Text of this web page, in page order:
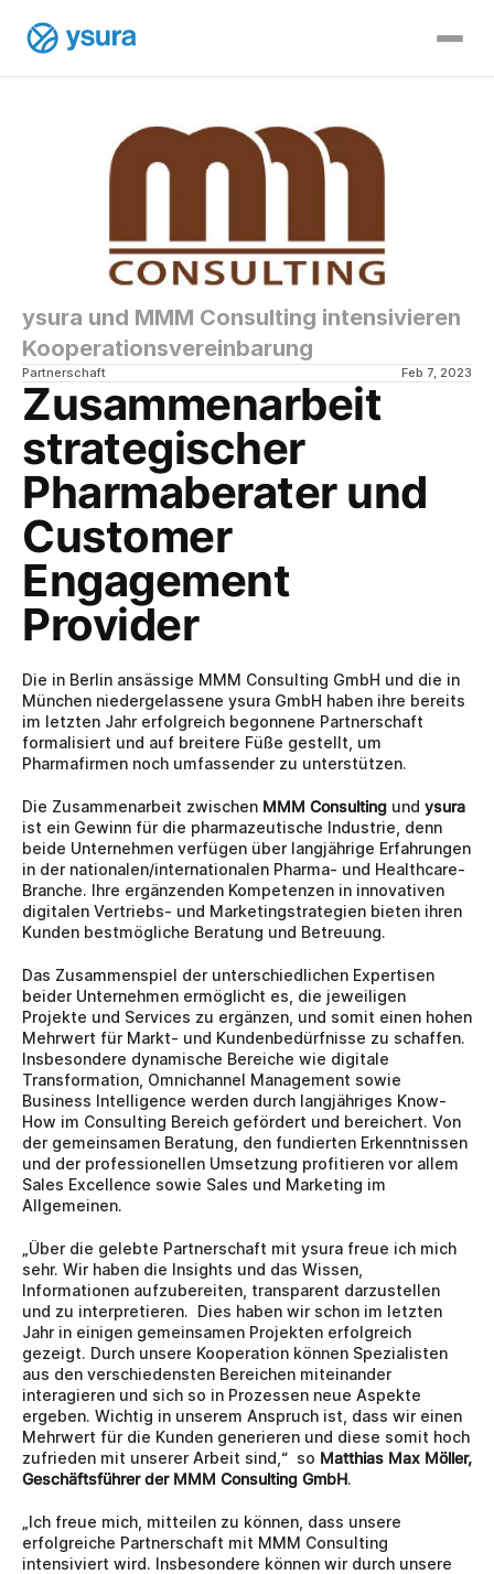
ysura und MMM Consulting intensivieren
Kooperationsvereinbarung
Partnerschaft Feb 7, 2023
Zusammenarbeit
strategischer
Pharmaberater und
Customer
Engagement
Provider
Die in Berlin ansässige MMM Consulting GmbH und die in
München niedergelassene ysura GmbH haben ihre bereits
im letzten Jahr erfolgreich begonnene Partnerschaft
formalisiert und auf breitere Füße gestellt, um
Pharmafirmen noch umfassender zu unterstützen.
Die Zusammenarbeit zwischen MMM Consulting und ysura
ist ein Gewinn für die pharmazeutische Industrie, denn
beide Unternehmen verfügen über langjährige Erfahrungen
in der nationalen/internationalen Pharma- und Healthcare-
Branche. Ihre ergänzenden Kompetenzen in innovativen
digitalen Vertriebs- und Marketingstrategien bieten ihren
Kunden bestmögliche Beratung und Betreuung.
Das Zusammenspiel der unterschiedlichen Expertisen
beider Unternehmen ermöglicht es, die jeweiligen
Projekte und Services zu ergänzen, und somit einen hohen
Mehrwert für Markt- und Kundenbedürfnisse zu schaffen.
Insbesondere dynamische Bereiche wie digitale
Transformation, Omnichannel Management sowie
Business Intelligence werden durch langjähriges Know-
How im Consulting Bereich gefördert und bereichert. Von
der gemeinsamen Beratung, den fundierten Erkenntnissen
und der professionellen Umsetzung profitieren vor allem
Sales Excellence sowie Sales und Marketing im
Allgemeinen.
„Über die gelebte Partnerschaft mit ysura freue ich mich
sehr. Wir haben die Insights und das Wissen,
Informationen aufzubereiten, transparent darzustellen
und zu interpretieren.  Dies haben wir schon im letzten
Jahr in einigen gemeinsamen Projekten erfolgreich
gezeigt. Durch unsere Kooperation können Spezialisten
aus den verschiedensten Bereichen miteinander
interagieren und sich so in Prozessen neue Aspekte
ergeben. Wichtig in unserem Anspruch ist, dass wir einen
Mehrwert für die Kunden generieren und diese somit hoch
zufrieden mit unserer Arbeit sind,“  so Matthias Max Möller,
Geschäftsführer der MMM Consulting GmbH.
„Ich freue mich, mitteilen zu können, dass unsere
erfolgreiche Partnerschaft mit MMM Consulting
intensiviert wird. Insbesondere können wir durch unsere